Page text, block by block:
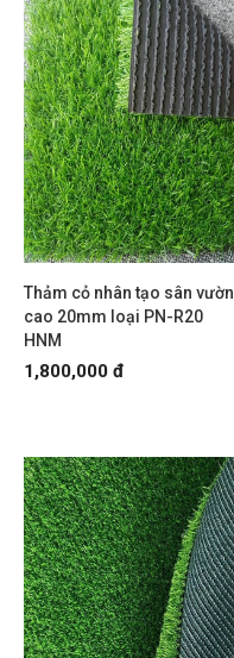
Thảm cỏ nhân tạo sân vườn
cao 20mm loại PN-R20
HNM
1,800,000 đ